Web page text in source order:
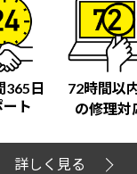
365日
ト
72時間以
の修理対
詳しく見る